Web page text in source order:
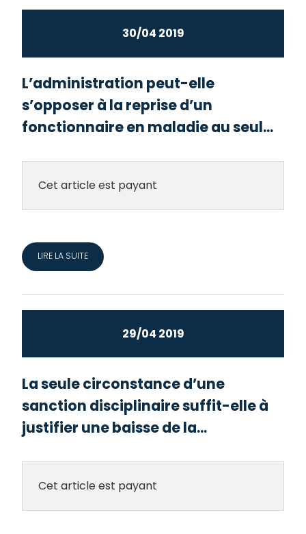
30/04 2019
L’administration peut-elle
s’opposer à la reprise d’un
fonctionnaire en maladie au seul...
Cet article est payant
LIRE LA SUITE
29/04 2019
La seule circonstance d’une
sanction disciplinaire suffit-elle à
justifier une baisse de la...
Cet article est payant